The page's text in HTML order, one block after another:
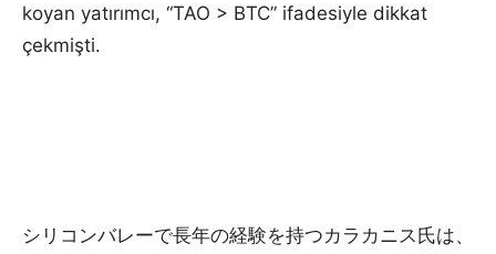
koyan yatırımcı, “TAO > BTC” ifadesiyle dikkat
çekmişti.
シリコンバレーで長年の経験を持つカラカニス氏は、